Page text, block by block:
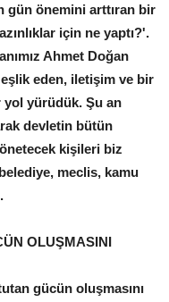
gün önemini arttıran bir
için ne yaptı?'.
Ahmet Doğan
eden, iletişim ve bir
yürüdük. Şu an
devletin bütün
kişileri biz
meclis, kamu
OLUŞMASINI
gücün oluşmasını